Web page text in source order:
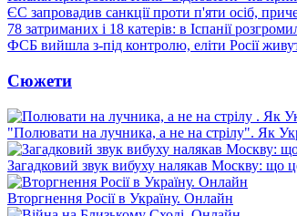
ЄС запровадив санкції проти п'яти осіб,
78 затриманих і 18 катерів: в Іспанії
ФСБ вийшла з-під контролю, еліти Росії
Сюжети
"Полювати на лучника, а не на стрілу". Як
Загадковий звук вибуху налякав Москву: що
Вторгнення Росії в Україну. Онлайн